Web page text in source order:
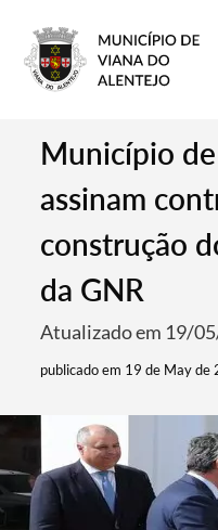
Município
assinam
construção
da GNR
Atualizado em 19/
publicado em 19 de May de